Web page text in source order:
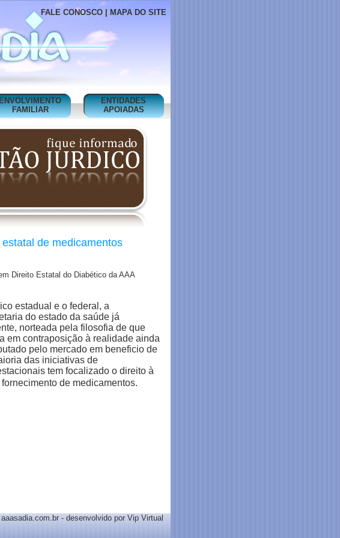
FALE CONOSCO| MAPA DO SITE
FAMILIAR
ENTIDADES
APOIADAS
de medicamentos
Direito Estatal do Diabético da AAA
estadual e o federal, a
do estado da saúde já
norteada pela filosofia de que
em contraposição à realidade ainda
pelo mercado em beneficio de
das iniciativas de
tem focalizado o direito à
de medicamentos.
- desenvolvido por Vip Virtual